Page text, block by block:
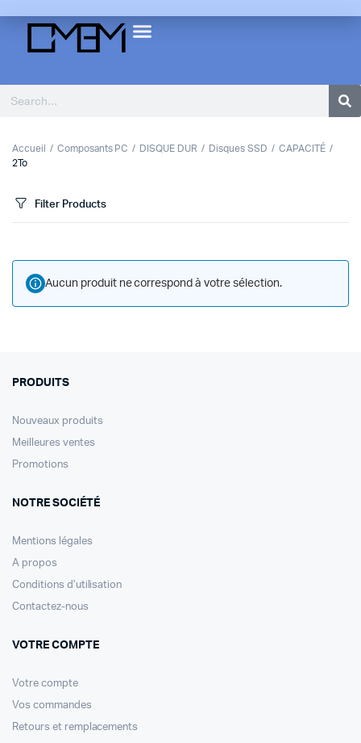
Accueil Composants PC DISQUE DUR Disques SSD
CAPACITÉ
2To
Filter Products
Aucun produit ne correspond à votre sélection.
PRODUITS
Nouveaux produits
Meilleures ventes
Promotions
NOTRE SOCIÉTÉ
Mentions légales
A propos
Conditions d’utilisation
Contactez-nous
VOTRE COMPTE
Votre compte
Vos commandes
Retours et remplacements